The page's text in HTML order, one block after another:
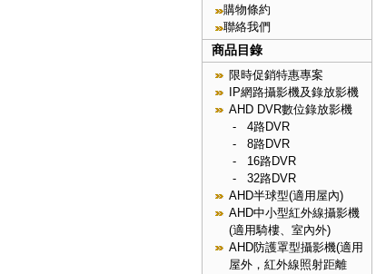
購物條約
聯絡我們
商品目錄
限時促銷特惠專案
IP網路攝影機及錄放影機
AHD DVR數位錄放影機
- 4路DVR
- 8路DVR
- 16路DVR
- 32路DVR
AHD半球型(適用屋內)
AHD中小型紅外線攝影機
(適用騎樓、室內外)
AHD防護罩型攝影機(適用
屋外，紅外線照射距離